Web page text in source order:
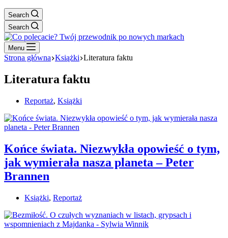
Search
Search
Menu
Strona główna Książki Literatura faktu
Literatura faktu
Reportaż, Książki
Końce świata. Niezwykła opowieść o tym,
jak wymierała nasza planeta – Peter
Brannen
Książki, Reportaż